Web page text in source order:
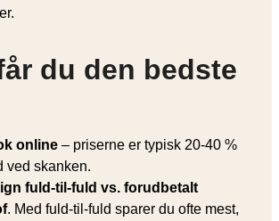
du den bedste
online – priserne er typisk 20-40 %
ved skanken.
fuld-til-fuld vs. forudbetalt
. Med fuld-til-fuld sparer du ofte mest,